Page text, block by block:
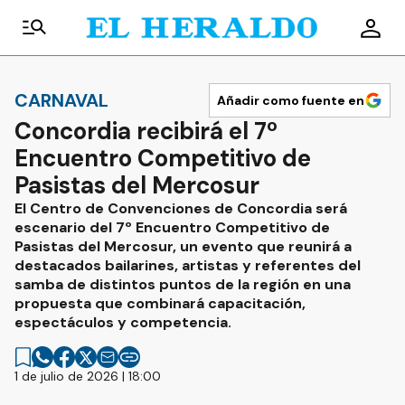
CARNAVAL Añadir como fuente en
Concordia recibirá el 7º
Encuentro Competitivo de
Pasistas del Mercosur
El Centro de Convenciones de Concordia será
escenario del 7º Encuentro Competitivo de
Pasistas del Mercosur, un evento que reunirá a
destacados bailarines, artistas y referentes del
samba de distintos puntos de la región en una
propuesta que combinará capacitación,
espectáculos y competencia.
1 de julio de 2026 | 18:00